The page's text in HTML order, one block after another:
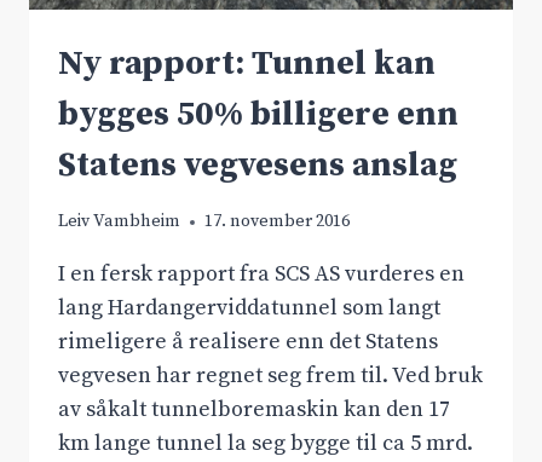
Ny rapport: Tunnel kan
bygges 50% billigere enn
Statens vegvesens anslag
Leiv Vambheim 17. november 2016
I en fersk rapport fra SCS AS vurderes en
lang Hardangerviddatunnel som langt
rimeligere å realisere enn det Statens
vegvesen har regnet seg frem til. Ved bruk
av såkalt tunnelboremaskin kan den 17
km lange tunnel la seg bygge til ca 5 mrd.